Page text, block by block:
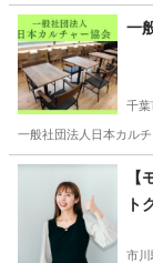
一
千葉
一般社団法人日本カル
千葉 千葉市
ト
市川